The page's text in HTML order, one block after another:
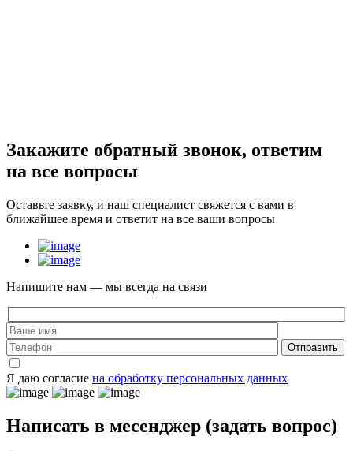
Закажите обратный звонок, ответим
на все вопросы
Оставьте заявку, и наш специалист свяжется с вами в
ближайшее время и ответит на все ваши вопросы
Напишите нам — мы всегда на связи
Отправить
Я даю согласие на обработку персональных данных
Написать в месенджер (задать вопрос)